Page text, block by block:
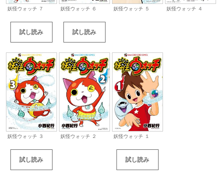
妖怪ウォッチ ７
試し読み
妖怪ウォッチ ６
試し読み
妖怪ウォッチ ５ 妖怪ウォッチ ４
妖怪ウォッチ ３
試し読み
妖怪ウォッチ ２ 妖怪ウォッチ １
試し読み